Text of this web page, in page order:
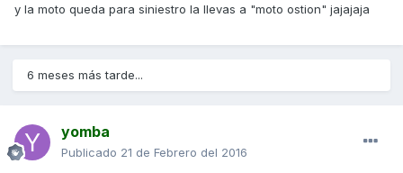
y la moto queda para siniestro la llevas a "moto ostion" jajajaja
6 meses más tarde...
yomba
Publicado 21 de Febrero del 2016